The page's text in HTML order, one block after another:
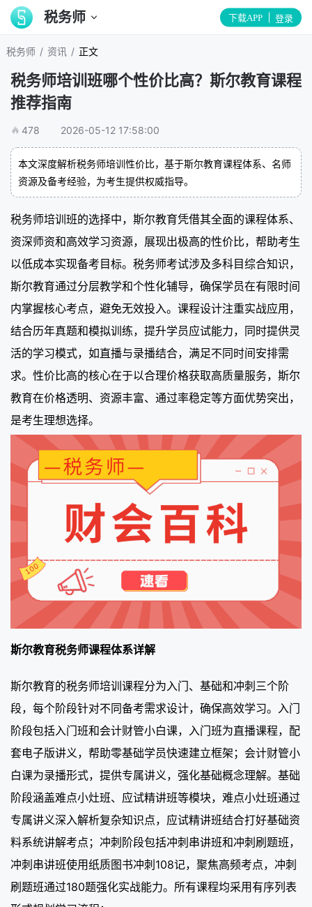
税务师 下载APP 登录
税务师 / 资讯 / 正文
税务师培训班哪个性价比高？斯尔教育课程
推荐指南
478 2026-05-12 17:58:00
本文深度解析税务师培训性价比，基于斯尔教育课程体系、名师
资源及备考经验，为考生提供权威指导。
税务师培训班的选择中，斯尔教育凭借其全面的课程体系、
资深师资和高效学习资源，展现出极高的性价比，帮助考生
以低成本实现备考目标。税务师考试涉及多科目综合知识，
斯尔教育通过分层教学和个性化辅导，确保学员在有限时间
内掌握核心考点，避免无效投入。课程设计注重实战应用，
结合历年真题和模拟训练，提升学员应试能力，同时提供灵
活的学习模式，如直播与录播结合，满足不同时间安排需
求。性价比高的核心在于以合理价格获取高质量服务，斯尔
教育在价格透明、资源丰富、通过率稳定等方面优势突出，
是考生理想选择。
斯尔教育税务师课程体系详解
斯尔教育的税务师培训课程分为入门、基础和冲刺三个阶
段，每个阶段针对不同备考需求设计，确保高效学习。入门
阶段包括入门班和会计财管小白课，入门班为直播课程，配
套电子版讲义，帮助零基础学员快速建立框架；会计财管小
白课为录播形式，提供专属讲义，强化基础概念理解。基础
阶段涵盖难点小灶班、应试精讲班等模块，难点小灶班通过
专属讲义深入解析复杂知识点，应试精讲班结合打好基础资
料系统讲解考点；冲刺阶段包括冲刺串讲班和冲刺刷题班，
冲刺串讲班使用纸质图书冲刺108记，聚焦高频考点，冲刺
刷题班通过180题强化实战能力。所有课程均采用有序列表